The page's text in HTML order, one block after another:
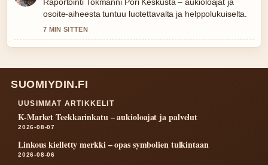
osoite-aiheesta tuntuu luotettavalta ja helppolukuiselta.
7 MIN SITTEN
SUOMIYDIN.FI
UUSIMMAT ARTIKKELIT
K-Market Teekkarinkatu – aukioloajat ja palvelut
2026-08-07
Linkous kielletty merkki – opas symbolien tulkintaan
2026-08-06